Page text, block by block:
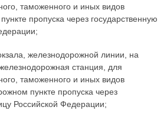
таможенного и иных видов
пропуска через государственную
железнодорожной линии, на
станция, для
таможенного и иных видов
пункте пропуска через
Российской Федерации;